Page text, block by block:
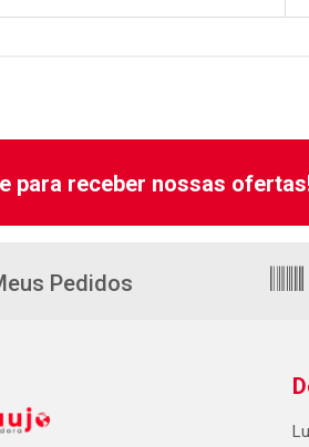
para receber nossas
Pedidos